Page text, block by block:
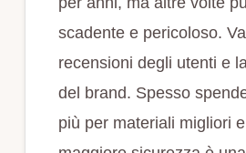
scadente e pericoloso.
recensioni degli utenti e
del brand. Spesso
più per materiali migliori